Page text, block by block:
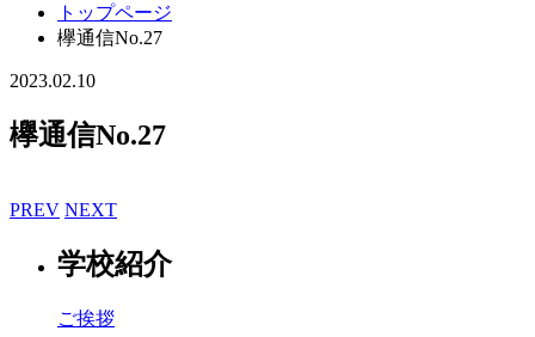
トップページ
欅通信No.27
2023.02.10
欅通信No.27
PREV NEXT
学校紹介
ご挨拶